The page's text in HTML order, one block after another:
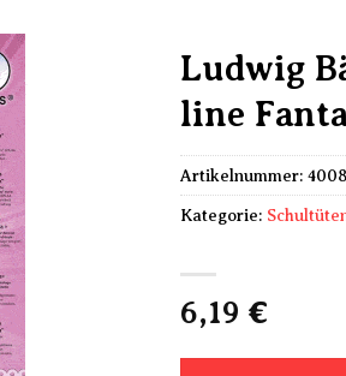
Ludwig
line
6,19 €
Artikelnummer:
Kategorie: